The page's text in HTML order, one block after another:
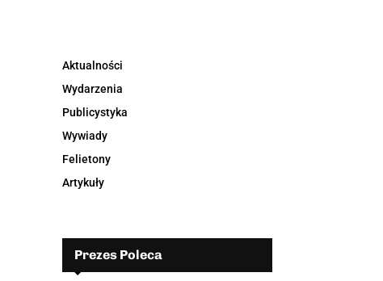
Aktualności
Wydarzenia
Publicystyka
Wywiady
Felietony
Artykuły
Prezes Poleca